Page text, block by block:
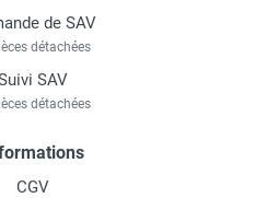
de SAV
détachées
SAV
détachées
CGV